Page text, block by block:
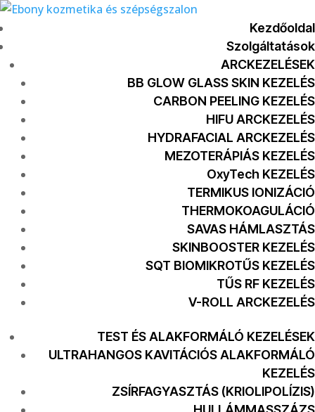
Kezdőoldal
Szolgáltatások
ARCKEZELÉSEK
BB GLOW GLASS SKIN KEZELÉS
CARBON PEELING KEZELÉS
HIFU ARCKEZELÉS
HYDRAFACIAL ARCKEZELÉS
MEZOTERÁPIÁS KEZELÉS
OxyTech KEZELÉS
TERMIKUS IONIZÁCIÓ
THERMOKOAGULÁCIÓ
SAVAS HÁMLASZTÁS
SKINBOOSTER KEZELÉS
SQT BIOMIKROTŰS KEZELÉS
TŰS RF KEZELÉS
V-ROLL ARCKEZELÉS
TEST ÉS ALAKFORMÁLÓ KEZELÉSEK
ULTRAHANGOS KAVITÁCIÓS ALAKFORMÁLÓ
KEZELÉS
ZSÍRFAGYASZTÁS (KRIOLIPOLÍZIS)